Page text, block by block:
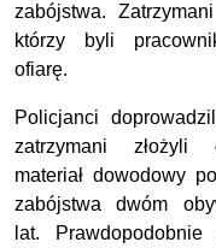
zabójstwa.
którzy byli
ofiarę.
Policjanci
zatrzymani złożyli
materiał dowodowy
zabójstwa dwóm
lat.